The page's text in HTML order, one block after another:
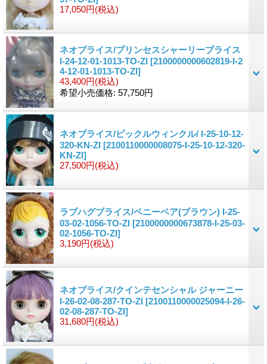
17,050円(税込)
ネオブライス/プリンセスシャーリーブライス
I-24-12-01-1013-TO-ZI [2100000000602819-I-2
4-12-01-1013-TO-ZI]
43,400円(税込)
希望小売価格: 57,750円
ネオブライス/ピックルウィンクル/ I-25-10-12-
320-KN-ZI [2100110000008075-I-25-10-12-320-
KN-ZI]
27,500円(税込)
ラブハグブライス/ベニーベア(ブラウン) I-25-
03-02-1056-TO-ZI [2100000000673878-I-25-03-
02-1056-TO-ZI]
3,190円(税込)
ネオブライス/クインテセンシャル ジャーニー
I-26-02-08-287-TO-ZI [2100110000025094-I-26-
02-08-287-TO-ZI]
31,680円(税込)